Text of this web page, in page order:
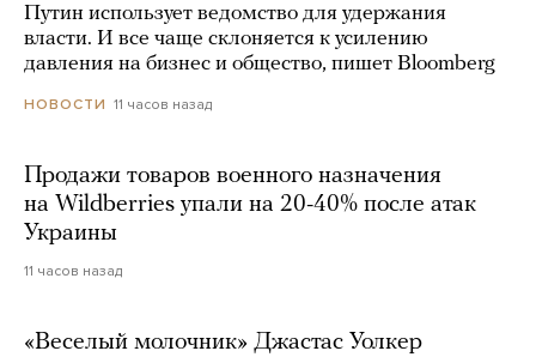
Путин использует ведомство для удержания
власти. И все чаще склоняется к усилению
давления на бизнес и общество, пишет Bloomberg
НОВОСТИ 11 часов назад
Продажи товаров военного назначения
на Wildberries упали на 20-40% после атак
Украины
11 часов назад
«Веселый молочник» Джастас Уолкер